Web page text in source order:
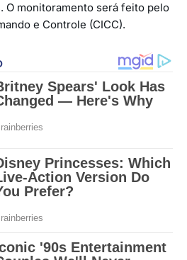
O monitoramento será feito pelo
e Controle (CICC).